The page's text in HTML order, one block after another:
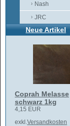
Nash
JRC
Neue Artikel
Coprah Melasse
schwarz 1kg
4,15 EUR
exkl.Versandkosten